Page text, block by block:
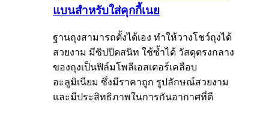
แบนสำหรับใส่คุกกี้เนย
ฐานถุงสามารถตั้งได้เอง ทำให้วางโชว์ถุงได้
สวยงาม มีซิปปิดสนิท ใช้ซ้ำได้ วัสดุตรงกลาง
ของถุงเป็นฟิล์มโพลีเอสเตอร์เคลือบ
อะลูมิเนียม ซึ่งมีราคาถูก รูปลักษณ์สวยงาม
และมีประสิทธิภาพในการกันอากาศที่ดี